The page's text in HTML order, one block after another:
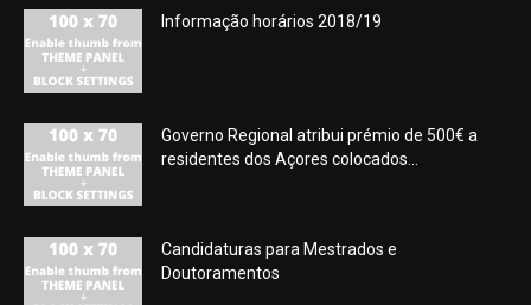
Informação horários 2018/19
Governo Regional atribui prémio de 500€ a
residentes dos Açores colocados...
Candidaturas para Mestrados e
Doutoramentos